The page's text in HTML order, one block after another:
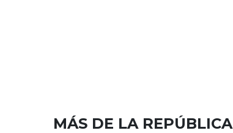
MÁS DE LA REPÚBLICA